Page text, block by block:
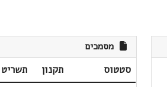
מסמכים
סטטוס תקנון תשריט